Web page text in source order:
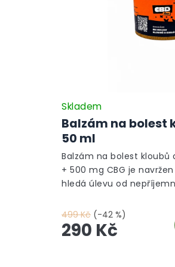
Balzám na bolest
50 ml
Skladem
499 Kč (-42 %)
290 Kč
Balzám na bolest kloubů
+ 500 mg CBG je
hledá úlevu od
CBD a 500 mg CBG je
regeneraci a uvolnění
krém, vyrobený z